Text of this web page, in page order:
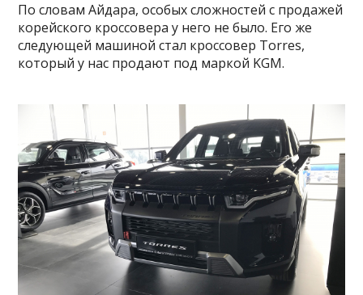
По словам Айдара, особых сложностей с продажей
корейского кроссовера у него не было. Его же
следующей машиной стал кроссовер Torres,
который у нас продают под маркой KGM.